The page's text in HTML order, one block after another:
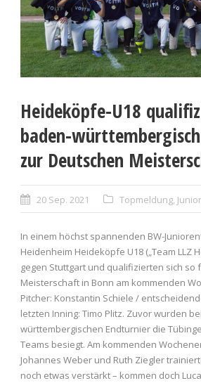
Heideköpfe-U18
baden-
zur Deutschen
20 Sep. 2021 Topmeldung,
In einem höchst spannenden BW-
Heidenheim Heideköpfe U18 („Team LLZ
gegen Stuttgart und qualifizierten sich so
Meisterschaft in Bonn am kommenden
Pitcher: Konstantin Schiele /
letzten Inning: Timo Plitz. Zuvor wurden
württembergischen Endturnier die
Teams besiegt. Am kommenden
Johannes Weber und Ruth Ziegler
noch etwas verstärkt – kommen doch